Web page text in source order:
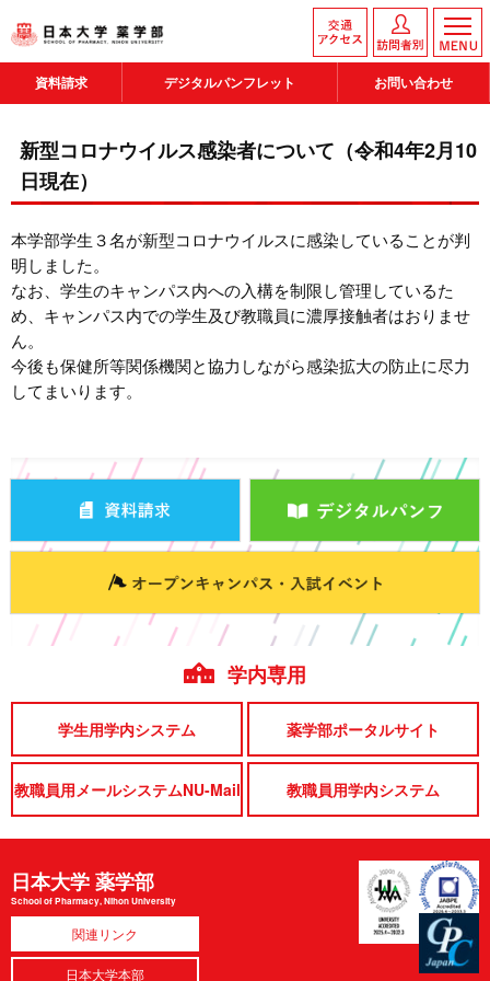
資料請求 デジタルパンフレット お問い合わせ
新型コロナウイルス感染者について（令和4年2月10
日現在）
本学部学生３名が新型コロナウイルスに感染していることが判
明しました。
なお、学生のキャンパス内への入構を制限し管理しているた
め、キャンパス内での学生及び教職員に濃厚接触者はおりませ
ん。
今後も保健所等関係機関と協力しながら感染拡大の防止に尽力
してまいります。
学内専用
学生用学内システム 薬学部ポータルサイト
教職員用メールシステムNU-Mail 教職員用学内システム
日本大学 薬学部
School of Pharmacy, Nihon University
関連リンク
日本大学本部